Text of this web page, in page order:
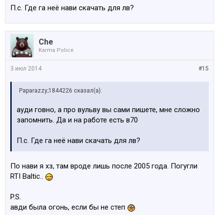
П.с. Где га неё нави скачать для лв?
Che
Karma Police
#15
3 июл 2014
Paparazzy;1844226 сказал(а):
ауди говно, а про вульву вы сами пишете, мне сложно
запомнить. Да и на работе есть в70
П.с. Где га неё нави скачать для лв?
По нави я хз, там вроде лишь после 2005 года. Погугли
RTI Baltic..
P.S.
авди была огонь, если бы не степ